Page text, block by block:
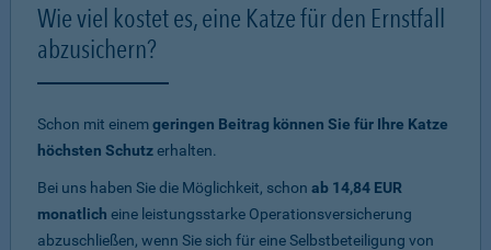
Wie viel kostet es, eine Katze für den Ernstfall
abzusichern?
Schon mit einemgeringen Beitrag können Sie für Ihre Katze
höchsten Schutzerhalten.
Bei uns haben Sie die Möglichkeit, schon ab 14,84 EUR
monatlich eine leistungsstarke Operationsversicherung
abzuschließen, wenn Sie sich für eine Selbstbeteiligung von